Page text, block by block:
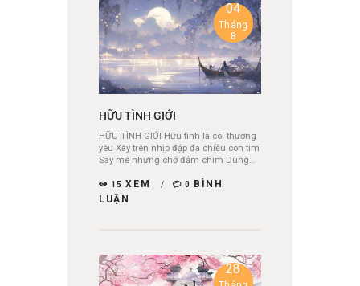
04
Tháng
8
HỮU TÌNH GIỚI
HỮU TÌNH GIỚI Hữu tình là cõi thương
yêu Xây trên nhịp đập đa chiều con tim
Say mê nhưng chớ đắm chìm Dùng…
15 XEM 0
BÌNH
LUẬN
28